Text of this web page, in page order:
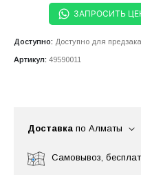
ЗАПРОСИТЬ
Доступно: Доступно для
Артикул: 49590011
Доставка по Алматы
Самовывоз,